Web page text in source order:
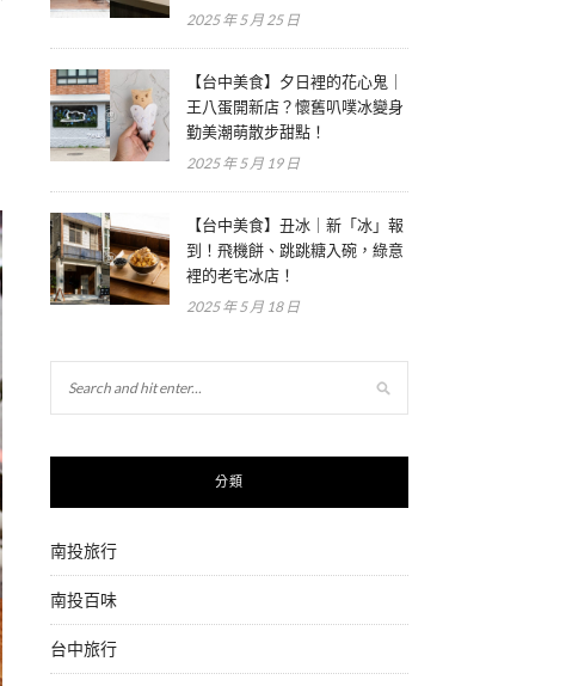
2025 年 5 月 25 日
【台中美食】夕日裡的花心鬼｜
王八蛋開新店？懷舊叭噗冰變身
勤美潮萌散步甜點！
2025 年 5 月 19 日
【台中美食】丑冰｜新「冰」報
到！飛機餅、跳跳糖入碗，綠意
裡的老宅冰店！
2025 年 5 月 18 日
分類
南投旅行
南投百味
台中旅行